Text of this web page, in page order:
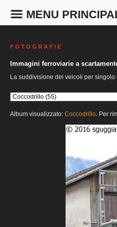
MENU
F O T O G R A F I E
Immagini ferroviarie a
La suddivisione dei veicoli per
Album visualizzato: Coccodrillo. Per